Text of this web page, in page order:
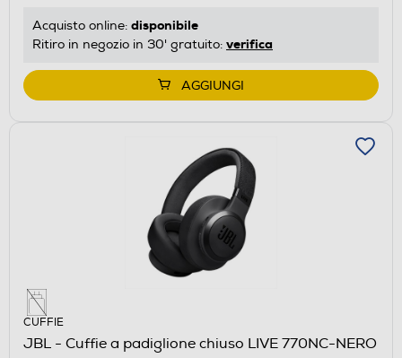
Acquisto online: disponibile
Ritiro in negozio in 30' gratuito: verifica
AGGIUNGI
CUFFIE
JBL - Cuffie a padiglione chiuso LIVE 770NC-NERO